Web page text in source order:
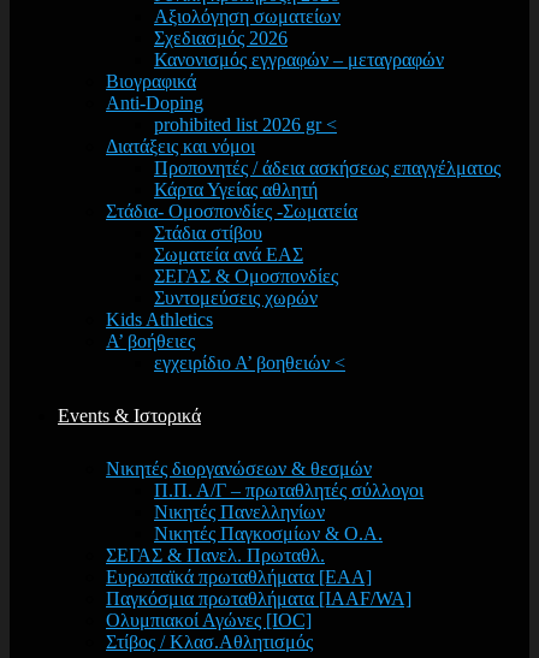
Αξιολόγηση σωματείων
Σχεδιασμός 2026
Κανονισμός εγγραφών – μεταγραφών
Βιογραφικά
Anti-Doping
prohibited list 2026 gr <
Διατάξεις και νόμοι
Προπονητές / άδεια ασκήσεως επαγγέλματος
Κάρτα Υγείας αθλητή
Στάδια- Ομοσπονδίες -Σωματεία
Στάδια στίβου
Σωματεία ανά ΕΑΣ
ΣΕΓΑΣ & Ομοσπονδίες
Συντομεύσεις χωρών
Kids Athletics
Α’ βοήθειες
εγχειρίδιο Α’ βοηθειών <
Events & Ιστορικά
Νικητές διοργανώσεων & θεσμών
Π.Π. Α/Γ – πρωταθλητές σύλλογοι
Νικητές Πανελληνίων
Νικητές Παγκοσμίων & Ο.Α.
ΣΕΓΑΣ & Πανελ. Πρωταθλ.
Ευρωπαϊκά πρωταθλήματα [EAA]
Παγκόσμια πρωταθλήματα [IAAF/WA]
Ολυμπιακοί Αγώνες [IOC]
Στίβος / Κλασ.Αθλητισμός